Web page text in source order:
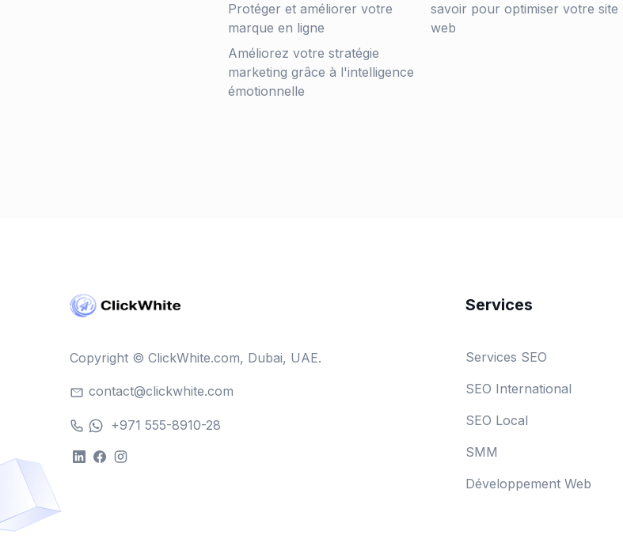
Protéger et améliorer votre
marque en ligne
savoir pour optimiser votre site
web
Améliorez votre stratégie
marketing grâce à l'intelligence
émotionnelle
Copyright © ClickWhite.com, Dubai, UAE.
contact@clickwhite.com
+971 555-8910-28
Services
Services SEO
SEO International
SEO Local
SMM
Développement Web